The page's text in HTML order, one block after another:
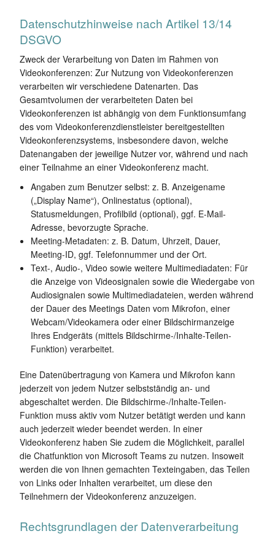
Datenschutzhinweise nach Artikel 13/14
DSGVO
Zweck der Verarbeitung von Daten im Rahmen von
Videokonferenzen: Zur Nutzung von Videokonferenzen
verarbeiten wir verschiedene Datenarten. Das
Gesamtvolumen der verarbeiteten Daten bei
Videokonferenzen ist abhängig von dem Funktionsumfang
des vom Videokonferenzdienstleister bereitgestellten
Videokonferenzsystems, insbesondere davon, welche
Datenangaben der jeweilige Nutzer vor, während und nach
einer Teilnahme an einer Videokonferenz macht.
Angaben zum Benutzer selbst: z. B. Anzeigename
(„Display Name“), Onlinestatus (optional),
Statusmeldungen, Profilbild (optional), ggf. E-Mail-
Adresse, bevorzugte Sprache.
Meeting-Metadaten: z. B. Datum, Uhrzeit, Dauer,
Meeting-ID, ggf. Telefonnummer und der Ort.
Text-, Audio-, Video sowie weitere Multimediadaten: Für
die Anzeige von Videosignalen sowie die Wiedergabe von
Audiosignalen sowie Multimediadateien, werden während
der Dauer des Meetings Daten vom Mikrofon, einer
Webcam/Videokamera oder einer Bildschirmanzeige
Ihres Endgeräts (mittels Bildschirme-/Inhalte-Teilen-
Funktion) verarbeitet.
Eine Datenübertragung von Kamera und Mikrofon kann
jederzeit von jedem Nutzer selbstständig an- und
abgeschaltet werden. Die Bildschirme-/Inhalte-Teilen-
Funktion muss aktiv vom Nutzer betätigt werden und kann
auch jederzeit wieder beendet werden. In einer
Videokonferenz haben Sie zudem die Möglichkeit, parallel
die Chatfunktion von Microsoft Teams zu nutzen. Insoweit
werden die von Ihnen gemachten Texteingaben, das Teilen
von Links oder Inhalten verarbeitet, um diese den
Teilnehmern der Videokonferenz anzuzeigen.
Rechtsgrundlagen der Datenverarbeitung